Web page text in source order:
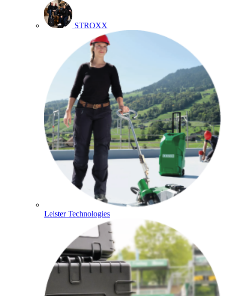
STROXX
Leister Technologies